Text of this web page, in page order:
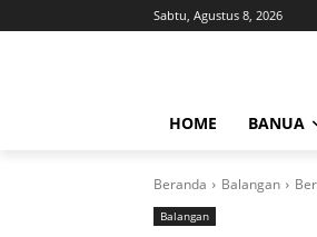
Sabtu, Agustus 8, 2026
HOME BANUA
Beranda Balangan
Balangan